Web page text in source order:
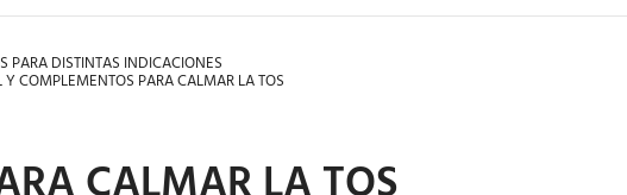
PARA DISTINTAS INDICACIONES
Y COMPLEMENTOS PARA CALMAR LA TOS